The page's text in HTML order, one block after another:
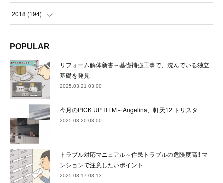
(24)
22)
(22)
(22)
(25
(23 )
(24
(21
(24)
(21
( 23)
(23
(22 )
(23
(23
(22)
(24
( 21)
(20)
(22
(23)
(23
(22)
(23
( 24)
(21)
(22
(22)
(24
(24)
(23
( 21)
(22)
(23
(22)
(21)
(27)
(22
33)
(28)
2018 (194)
(17)
(32)
(36)
(30
34)
(8 )
POPULAR
リフォーム解体新書～基礎補強工事で、沈んでいる独立
基礎を発見
2025.03.21 03:00
今月のPICK UP ITEM～Angelina、軒天12 トリスタ
2025.03.20 03:00
トラブル対応マニュアル～住民トラブルの危険度高!! マ
ンションで注意したいポイント
2025.03.17 08:13